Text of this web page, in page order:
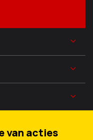
van acties